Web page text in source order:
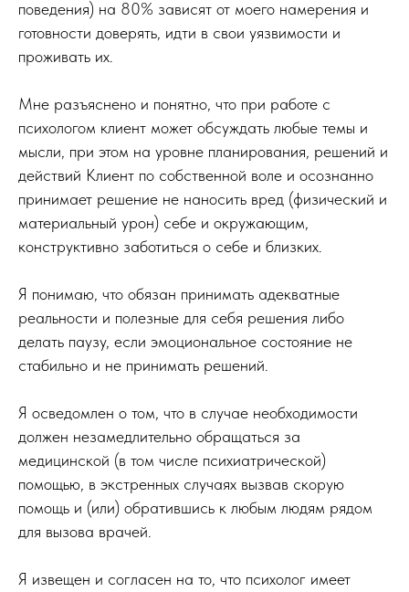
поведения) на 80% зависят от моего намерения и
готовности доверять, идти в свои уязвимости и
проживать их.
Мне разъяснено и понятно, что при работе с
психологом клиент может обсуждать любые темы и
мысли, при этом на уровне планирования, решений и
действий Клиент по собственной воле и осознанно
принимает решение не наносить вред (физический и
материальный урон) себе и окружающим,
конструктивно заботиться о себе и близких.
Я понимаю, что обязан принимать адекватные
реальности и полезные для себя решения либо
делать паузу, если эмоциональное состояние не
стабильно и не принимать решений.
Я осведомлен о том, что в случае необходимости
должен незамедлительно обращаться за
медицинской (в том числе психиатрической)
помощью, в экстренных случаях вызвав скорую
помощь и (или) обратившись к любым людям рядом
для вызова врачей.
Я извещен и согласен на то, что психолог имеет